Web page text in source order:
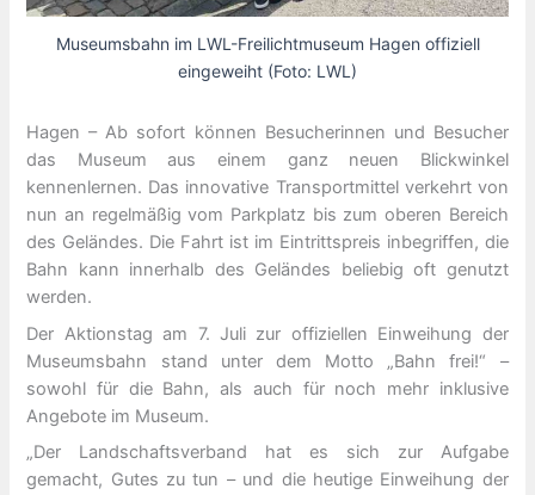
Museumsbahn im LWL-Freilichtmuseum Hagen offiziell
eingeweiht (Foto: LWL)
Hagen – Ab sofort können Besucherinnen und Besucher
das Museum aus einem ganz neuen Blickwinkel
kennenlernen. Das innovative Transportmittel verkehrt von
nun an regelmäßig vom Parkplatz bis zum oberen Bereich
des Geländes. Die Fahrt ist im Eintrittspreis inbegriffen, die
Bahn kann innerhalb des Geländes beliebig oft genutzt
werden.
Der Aktionstag am 7. Juli zur offiziellen Einweihung der
Museumsbahn stand unter dem Motto „Bahn frei!“ –
sowohl für die Bahn, als auch für noch mehr inklusive
Angebote im Museum.
„Der Landschaftsverband hat es sich zur Aufgabe
gemacht, Gutes zu tun – und die heutige Einweihung der